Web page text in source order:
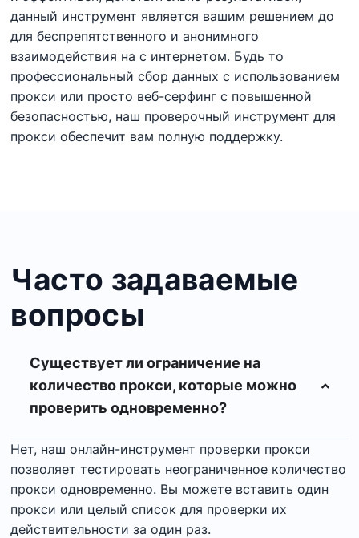
данный инструмент является вашим решением до
для беспрепятственного и анонимного
взаимодействия на с интернетом. Будь то
профессиональный сбор данныхс использованием
прокси или просто веб-серфинг с повышенной
безопасностью, наш проверочный инструмент для
проксиобеспечит вам полную поддержку.
Часто задаваемые
вопросы
Существует ли ограничение на
количество прокси, которые можно
проверить одновременно?
Нет, наш онлайн-инструмент проверки прокси
позволяет тестировать неограниченное количество
прокси одновременно. Вы можете вставить один
прокси или целый список для проверки их
действительности за один раз.